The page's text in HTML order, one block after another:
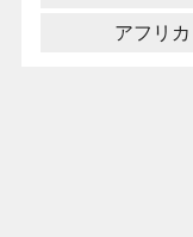
アフリカ